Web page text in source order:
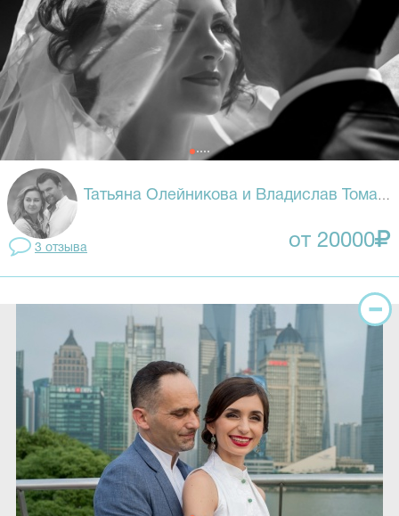
Татьяна Олейникова и Владислав Томасевич
3 отзывa от 20000